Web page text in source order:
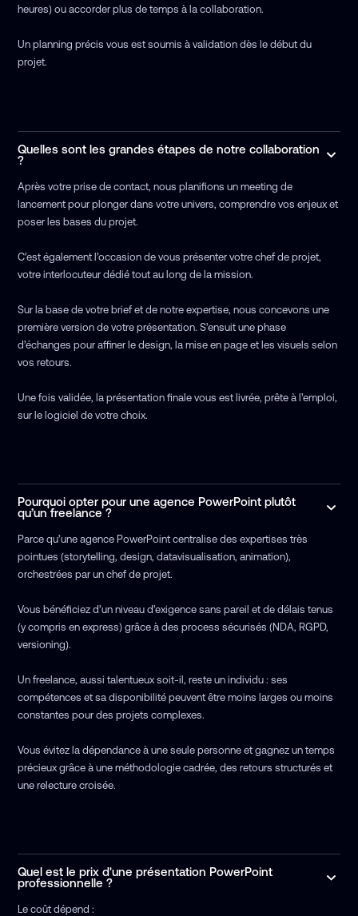
heures) ou accorder plus de temps à la collaboration.
Un planning précis vous est soumis à validation dès le début du
projet.
Quelles sont les grandes étapes de notre collaboration
?
Après votre prise de contact, nous planifions un meeting de
lancement pour plonger dans votre univers, comprendre vos enjeux et
poser les bases du projet.
C’est également l’occasion de vous présenter votre chef de projet,
votre interlocuteur dédié tout au long de la mission.
Sur la base de votre brief et de notre expertise, nous concevons une
première version de votre présentation. S’ensuit une phase
d’échanges pour affiner le design, la mise en page et les visuels selon
vos retours.
Une fois validée, la présentation finale vous est livrée, prête à l’emploi,
sur le logiciel de votre choix.
Pourquoi opter pour une agence PowerPoint plutôt
qu’un freelance ?
Parce qu’une agence PowerPoint centralise des expertises très
pointues (storytelling, design, datavisualisation, animation),
orchestrées par un chef de projet.
Vous bénéficiez d’un niveau d’exigence sans pareil et de délais tenus
(y compris en express) grâce à des process sécurisés (NDA, RGPD,
versioning).
Un freelance, aussi talentueux soit-il, reste un individu : ses
compétences et sa disponibilité peuvent être moins larges ou moins
constantes pour des projets complexes.
Vous évitez la dépendance à une seule personne et gagnez un temps
précieux grâce à une méthodologie cadrée, des retours structurés et
une relecture croisée.
Quel est le prix d'une présentation PowerPoint
professionnelle ?
Le coût dépend :